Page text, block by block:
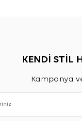
KENDİ STİL
Kampanya